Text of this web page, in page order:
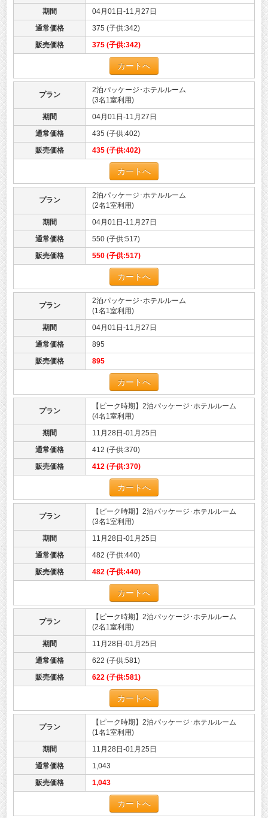
期間
04月01日-11月27日
通常価格
375 (子供:342)
販売価格
375 (子供:342)
カートへ
プラン
2泊パッケージ･ホテルルーム
(3名1室利用)
期間
04月01日-11月27日
通常価格
435 (子供:402)
販売価格
435 (子供:402)
カートへ
プラン
2泊パッケージ･ホテルルーム
(2名1室利用)
期間
04月01日-11月27日
通常価格
550 (子供:517)
販売価格
550 (子供:517)
カートへ
プラン
2泊パッケージ･ホテルルーム
(1名1室利用)
期間
04月01日-11月27日
通常価格
895
販売価格
895
カートへ
プラン
【ピーク時期】2泊パッケージ･ホテルルーム
(4名1室利用)
期間
11月28日-01月25日
通常価格
412 (子供:370)
販売価格
412 (子供:370)
カートへ
プラン
【ピーク時期】2泊パッケージ･ホテルルーム
(3名1室利用)
期間
11月28日-01月25日
通常価格
482 (子供:440)
販売価格
482 (子供:440)
カートへ
プラン
【ピーク時期】2泊パッケージ･ホテルルーム
(2名1室利用)
期間
11月28日-01月25日
通常価格
622 (子供:581)
販売価格
622 (子供:581)
カートへ
プラン
【ピーク時期】2泊パッケージ･ホテルルーム
(1名1室利用)
期間
11月28日-01月25日
通常価格
1,043
販売価格
1,043
カートへ